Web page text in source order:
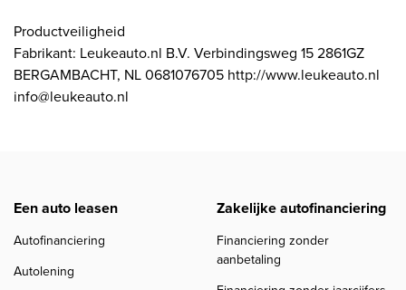
Productveiligheid
Fabrikant: Leukeauto.nl B.V. Verbindingsweg 15 2861GZ
BERGAMBACHT, NL 0681076705 http://www.leukeauto.nl
info@leukeauto.nl
Een auto leasen
Autofinanciering
Autolening
Zakelijke autofinanciering
Financiering zonder
aanbetaling